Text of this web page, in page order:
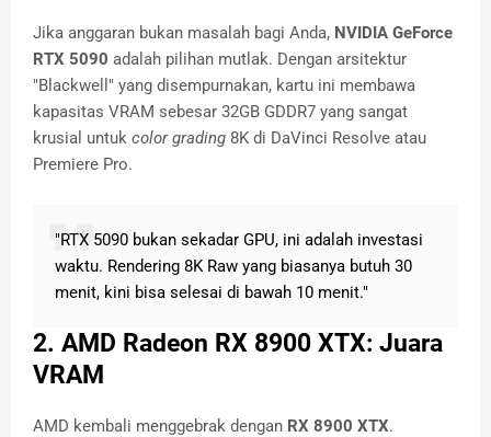
Jika anggaran bukan masalah bagi Anda, NVIDIA GeForce
RTX 5090 adalah pilihan mutlak. Dengan arsitektur
"Blackwell" yang disempurnakan, kartu ini membawa
kapasitas VRAM sebesar 32GB GDDR7 yang sangat
krusial untuk color grading 8K di DaVinci Resolve atau
Premiere Pro.
"RTX 5090 bukan sekadar GPU, ini adalah investasi
waktu. Rendering 8K Raw yang biasanya butuh 30
menit, kini bisa selesai di bawah 10 menit."
2. AMD Radeon RX 8900 XTX: Juara
VRAM
AMD kembali menggebrak dengan RX 8900 XTX.